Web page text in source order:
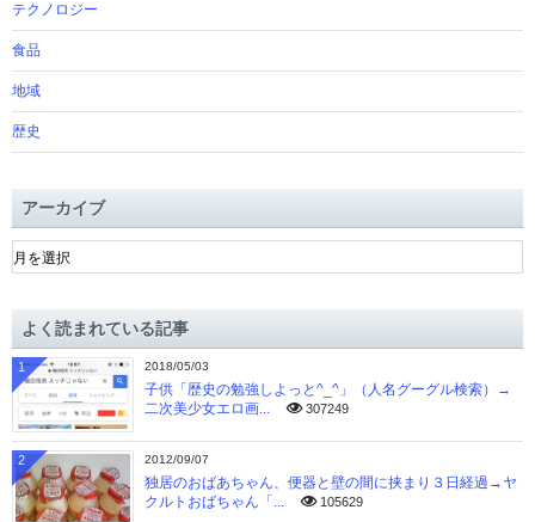
テクノロジー
食品
地域
歴史
アーカイブ
ア
ー
ブよく読まれている記事
2018/05/03
子供「歴史の勉強しよっと^_^」（人名グーグル検索）→
二次美少女エロ画...
307249
1
2012/09/07
独居のおばあちゃん、便器と壁の間に挟まり３日経過→ヤ
クルトおばちゃん「...
105629
2